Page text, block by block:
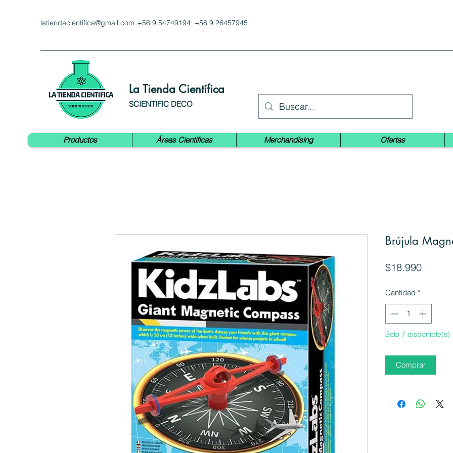
latiendacientifica@gmail.com +56 9 54749194 +56 9 26457945
La Tienda Científica
SCIENTIFIC DECO
Productos Áreas Cientificas Merchandising Ofertas
Brújula
$18.990Precio
Cantidad *
Solo 7 disponible(s)
Comprar